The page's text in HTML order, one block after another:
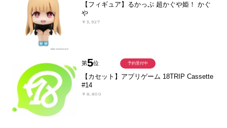
【フィギュア】るかっぷ 超かぐや姫！ かぐ
や
￥3,927
第5位
【カセット】アプリゲーム 18TRIP Cassette
#14
￥8,800
予約受付中